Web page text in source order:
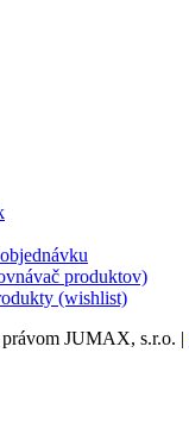
produktov)
(wishlist)
JUMAX, s.r.o. |